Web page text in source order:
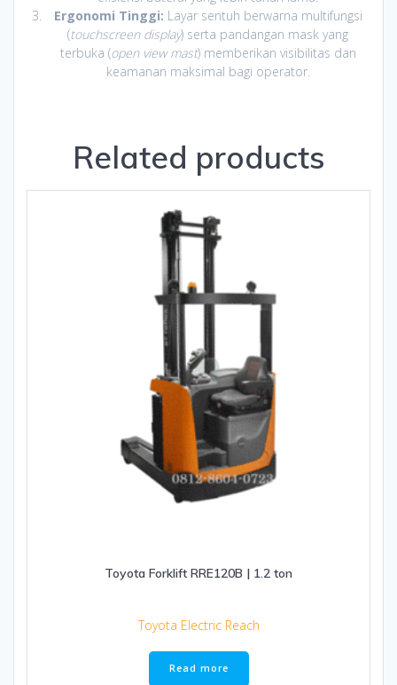
Ergonomi Tinggi: Layar sentuh berwarna multifungsi
(touchscreen display) serta pandangan mask yang
terbuka (open view mast) memberikan visibilitas dan
keamanan maksimal bagi operator.
Related products
Toyota Forklift RRE120B | 1.2 ton
Toyota Electric Reach
Read more